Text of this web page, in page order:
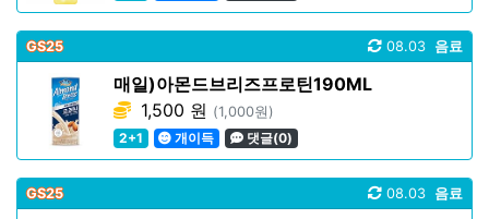
GS25 음료
08.03
매일)아몬드브리즈프로틴190ML
1,500 원 (1,000원)
2+1
개이득 댓글(0)
GS25 음료
08.03